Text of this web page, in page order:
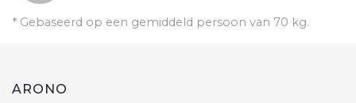
* Gebaseerd op een gemiddeld persoon van 70 kg.
ARONO